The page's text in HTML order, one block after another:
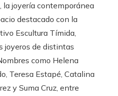
la joyería contemporánea
destacado con la
Escultura Tímida,
joyeros de distintas
como Helena
Teresa Estapé, Catalina
y Suma Cruz, entre